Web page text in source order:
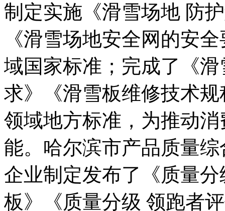
制定实施《滑雪场地 防
《滑雪场地安全网的安
域国家标准；完成了《
求》《滑雪板维修技术
领域地方标准，为推动
能。哈尔滨市产品质量
企业制定发布了《质量
板》《质量分级 领跑者